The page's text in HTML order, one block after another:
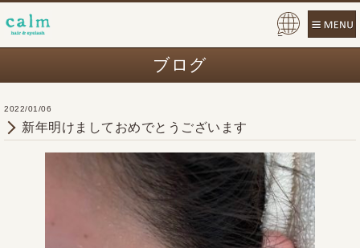
Pow
ブログ
2022/01/06
新年明けましておめでとうございます